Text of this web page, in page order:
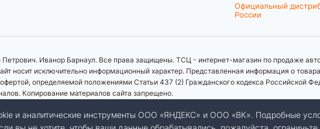
Официальный
России
Иванор Барнаул. Все права защищены. ТСЦ - интернет-магазин по продаже
носит исключительно информационный характер. Представленная информация о
определяемой положениями Статьи 437 (2) Гражданского кодекса Российской
Копирование материалов сайта запрещено.
и аналитические инструменты ООО «ЯНДЕКС» и ООО «ВК». Подробные